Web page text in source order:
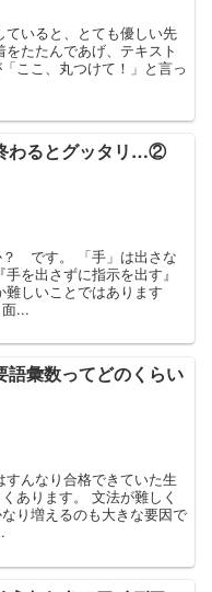
いると、とても優しい先
たたんであげ、テキスト
ここ、丸つけて！」と言っ
わるとグッタリ…②
です。 「手」は出さな
を出さずに指示を出す』
しいことではあります
...
語彙数ってどのくらい
んなり合格できていた生
あります。 文法が難しく
り増えるのも大きな要因で